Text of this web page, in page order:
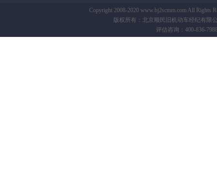
Copyright 2008-2020 www.bj2scmm.com All Rights
版权所有：北京顺民旧机动车经纪有限
评估咨询：400-836-